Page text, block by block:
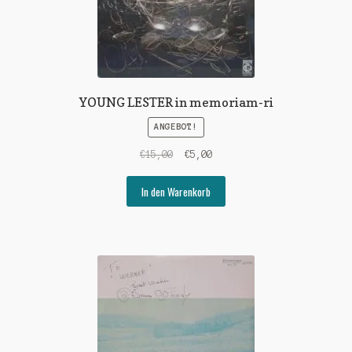
YOUNG LESTER in memoriam-ri
ANGEBOT!
€15,00
Ursprünglicher
war:
€15,00
€5,00Aktueller
€5,00.
In den Warenkorb